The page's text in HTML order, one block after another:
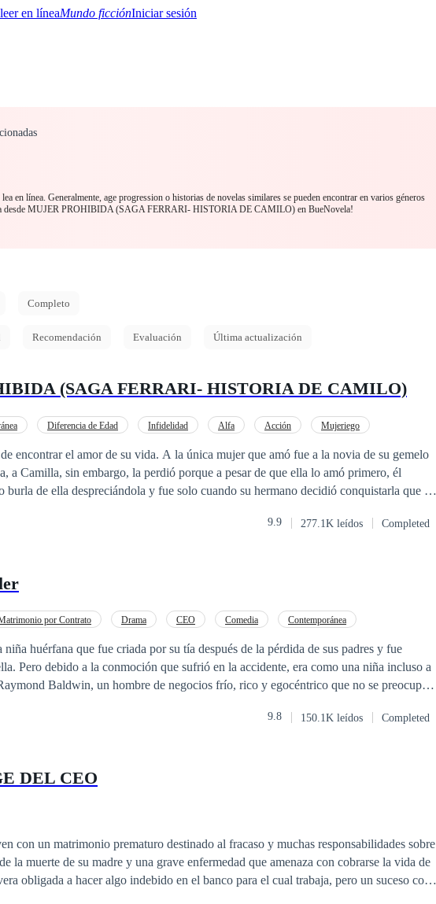
Mundo ficciónIniciar sesión
en línea. Generalmente, age progression o historias de novelas similares se pueden encontrar en varios géneros
desde MUJER PROHIBIDA (SAGA FERRARI- HISTORIA DE CAMILO) en BueNovela!
Completo
Recomendación Evaluación Última actualización
(SAGA FERRARI- HISTORIA DE CAMILO)
Diferencia de Edad Infidelidad Alfa Acción
Mujeriego
encontrar el amor de su vida. A la única mujer que amó fue a la novia de su gemelo
a Camilla, sin embargo, la perdió porque a pesar de que ella lo amó primero, él
burla de ella despreciándola y fue solo cuando su hermano decidió conquistarla que se
tal vez la mujer de su vida no había nacido o aún era muy joven y debía esperar
para colmo era la hija de su mejor amiga y de un ex policía de las fuerzas
echado una maldición en su vida para que nunca fuese feliz ¿Será que podía ir en
total o parcial de la presente obra por cualquier medio o su adaptación sin la
2009215402478. Esta novela es
por lo cual es ficción, no está basado en hechos ni personas reales, si encuentra
9.9 277.1K leídos Completed
por Contrato Drama CEO Comedia
Contemporánea
huérfana que fue criada por su tía después de la pérdida de sus padres y fue
Pero debido a la conmoción que sufrió en la accidente, era como una niña incluso a
a menos que encontrara una novia. Raymond decidío alquilar una Novia
9.8 150.1K leídos Completed
DEL CEO
con un matrimonio prematuro destinado al fracaso y muchas responsabilidades sobre
la muerte de su madre y una grave enfermedad que amenaza con cobrarse la vida de
obligada a hacer algo indebido en el banco para el cual trabaja, pero un suceso con